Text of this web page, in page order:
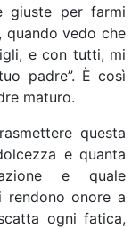
giuste per farmi
quando vedo che
e con tutti, mi
padre”. È così
maturo.
questa
e quanta
e quale
rendono onore a
ogni fatica,